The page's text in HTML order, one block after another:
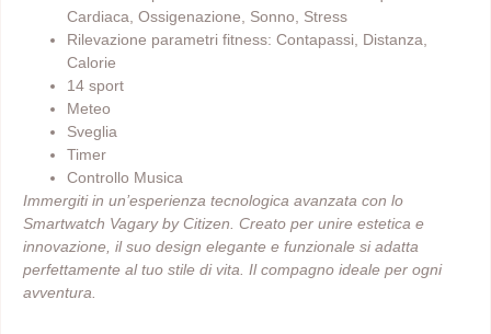
Cardiaca, Ossigenazione, Sonno, Stress
Rilevazione parametri fitness: Contapassi, Distanza,
Calorie
14 sport
Meteo
Sveglia
Timer
Controllo Musica
Immergiti in un’esperienza tecnologica avanzata con lo
Smartwatch Vagary by Citizen. Creato per unire estetica e
innovazione, il suo design elegante e funzionale si adatta
perfettamente al tuo stile di vita. Il compagno ideale per ogni
avventura.